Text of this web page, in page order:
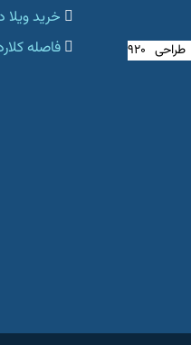
⭕ دفتر مهندسی \ دفتر طراحی ۹۲۰
خرید
فاصله